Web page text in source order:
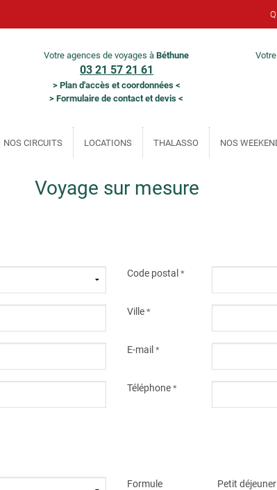
Votre agences de voyages à Béthune
03 21 57 21 61
> Plan d'accès et coordonnées<
>Formulaire de contact et devis <
NOS CIRCUITS LOCATIONS THALASSO NOS
Voyage sur mesure
Code postal *
Ville *
E-mail *
Téléphone *
Formule
Petit déjeuner